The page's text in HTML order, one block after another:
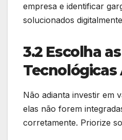
empresa e identificar
solucionados
3.2 Escolha
Não adianta investir em
elas não forem
corretamente. Priorize